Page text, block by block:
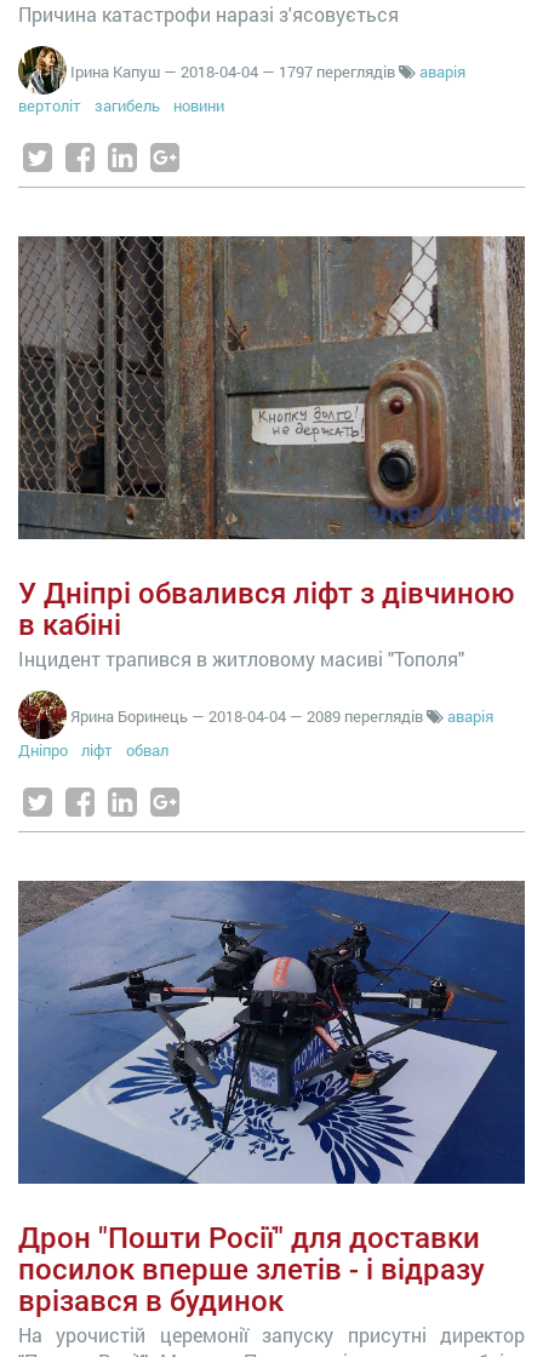
Причина катастрофи наразі з'ясовується
Ірина Капуш — 2018-04-04 — 1797 переглядів
аварія
вертоліт
загибель новини
У Дніпрі обвалився ліфт з дівчиною
в кабіні
Інцидент трапився в житловому масиві "Тополя"
Ярина Боринець — 2018-04-04 — 2089 переглядів
аварія
Дніпро
ліфт обвал
Дрон "Пошти Росії" для доставки
посилок вперше злетів - і відразу
врізався в будинок
На урочистій церемонії запуску присутні директор